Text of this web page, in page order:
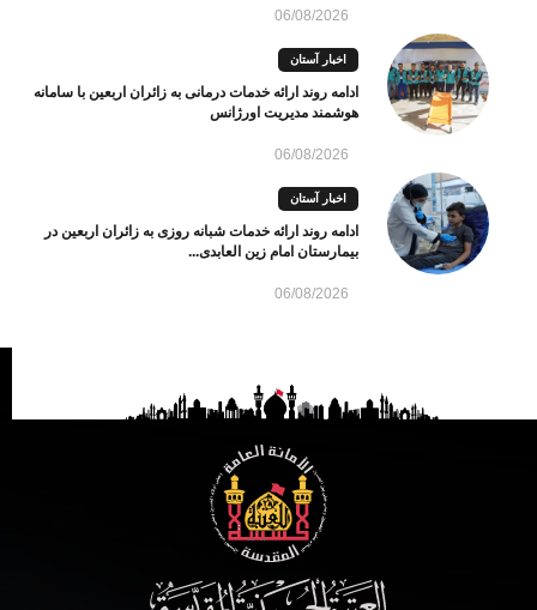
06/08/2026
اخبار آستان
ادامه روند ارائه خدمات درمانی به زائران اربعین با سامانه
هوشمند مدیریت اورژانس
06/08/2026
اخبار آستان
ادامه روند ارائه خدمات شبانه روزی به زائران اربعین در
بیمارستان امام زین العابدی...
06/08/2026